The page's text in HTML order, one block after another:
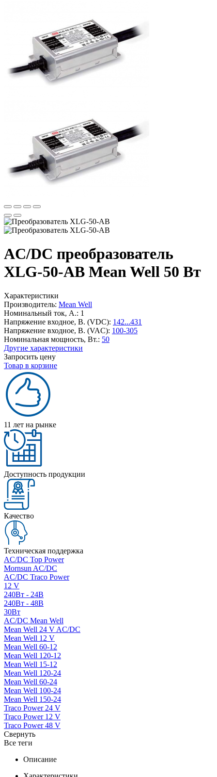
AC/DC преобразователь
XLG-50-AB Mean Well 50 Вт
Характеристики
Производитель: Mean Well
Номинальный ток, А.: 1
Напряжение входное, В. (VDC): 142...431
Напряжение входное, В. (VAC): 100-305
Номинальная мощность, Вт.: 50
Другие характеристики
Запросить цену
Товар в корзине
11 лет на рынке
Доступность продукции
Качество
Техническая поддержка
AC/DC Top Power
Mornsun AC/DC
AC/DC Traco Power
12 V
240Вт - 24В
240Вт - 48В
30Вт
AC/DC Mean Well
Mean Well 24 V AC/DC
Mean Well 12 V
Mean Well 60-12
Mean Well 120-12
Mean Well 15-12
Mean Well 120-24
Mean Well 60-24
Mean Well 100-24
Mean Well 150-24
Traco Power 24 V
Traco Power 12 V
Traco Power 48 V
Свернуть
Все теги
Описание